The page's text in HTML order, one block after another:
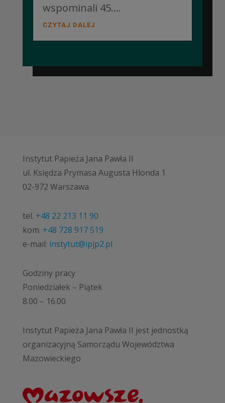
wspominali 45....
CZYTAJ DALEJ
Instytut Papieża Jana Pawła II
ul. Księdza Prymasa Augusta Hlonda 1
02-972 Warszawa
tel. +48 22 213 11 90
kom. +48 728 917 519
e-mail: instytut@ipjp2.pl
Godziny pracy
Poniedziałek – Piątek
8.00 – 16.00
Instytut Papieża Jana Pawła II jest jednostką
organizacyjną Samorządu Województwa
Mazowieckiego